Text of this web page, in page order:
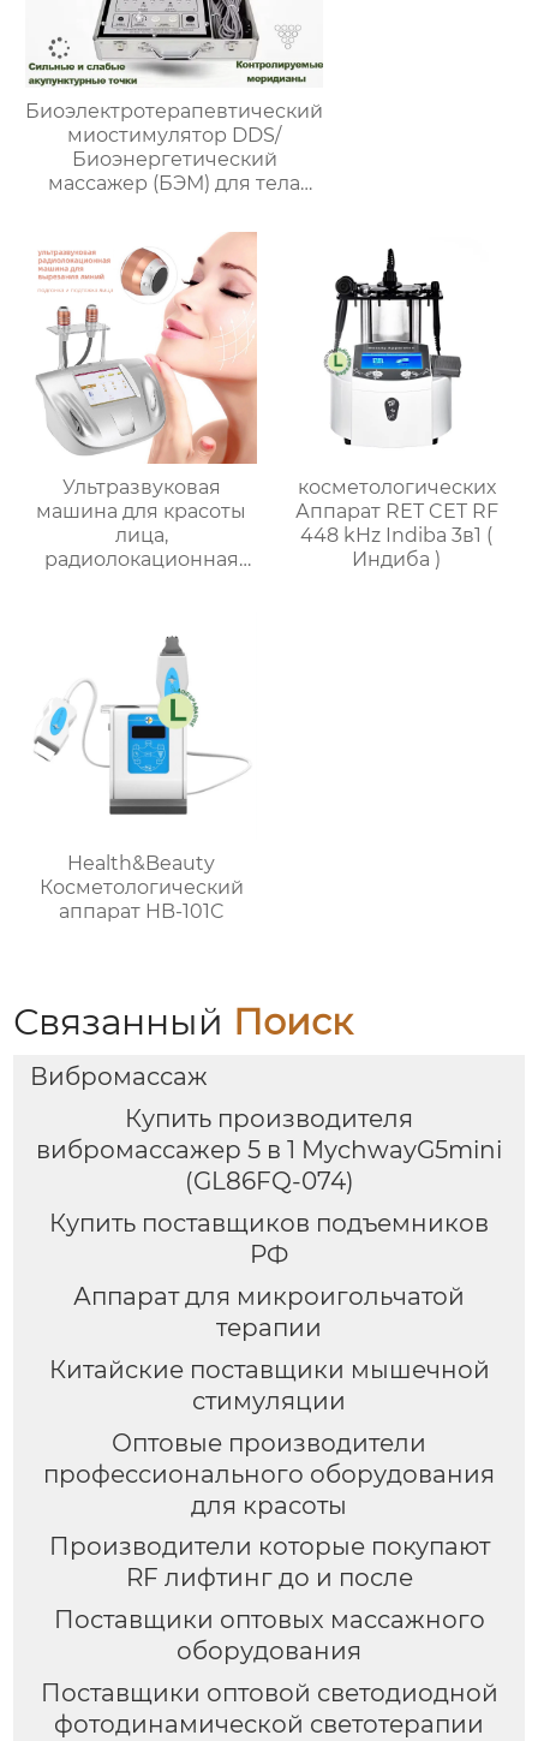
Биоэлектротерапевтический
миостимулятор DDS/
Биоэнергетический
массажер (БЭМ) для тела
разминания меридианов,
стимулирующий мышцы
Ультразвуковая
машина для красоты
лица,
радиолокационная
управления
косметологических
Аппарат RET CET RF
448 kHz Indiba 3в1 (
Индиба )
Health&Beauty
Косметологический
аппарат HB-101C
Связанный Поиск
Вибромассаж
Купить производителя
вибромассажер 5 в 1 MychwayG5mini
(GL86FQ-074)
Купить поставщиков подъемников
РФ
Аппарат для микроигольчатой
терапии
Китайские поставщики мышечной
стимуляции
Оптовые производители
профессионального оборудования
для красоты
Производители которые покупают
RF лифтинг до и после
Поставщики оптовых массажного
оборудования
Поставщики оптовой светодиодной
фотодинамической светотерапии